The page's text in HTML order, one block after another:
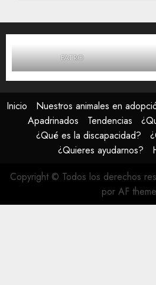
FATRO
Inicio Nuestros animales en
Apadrinados
Tendencias
¿Qué es la discapacidad?
¿Quieres ayudarnos?
Copyright © Todos los derechos
por AF